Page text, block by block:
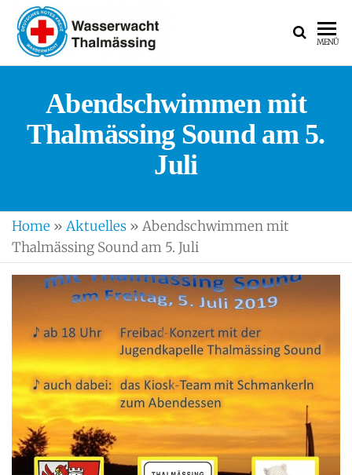
MENÜ
Abendschwimmen mit
Thalmässing Sound am 5.
Juli
Home » Aktuelles » Abendschwimmen mit
Thalmässing Sound am 5. Juli